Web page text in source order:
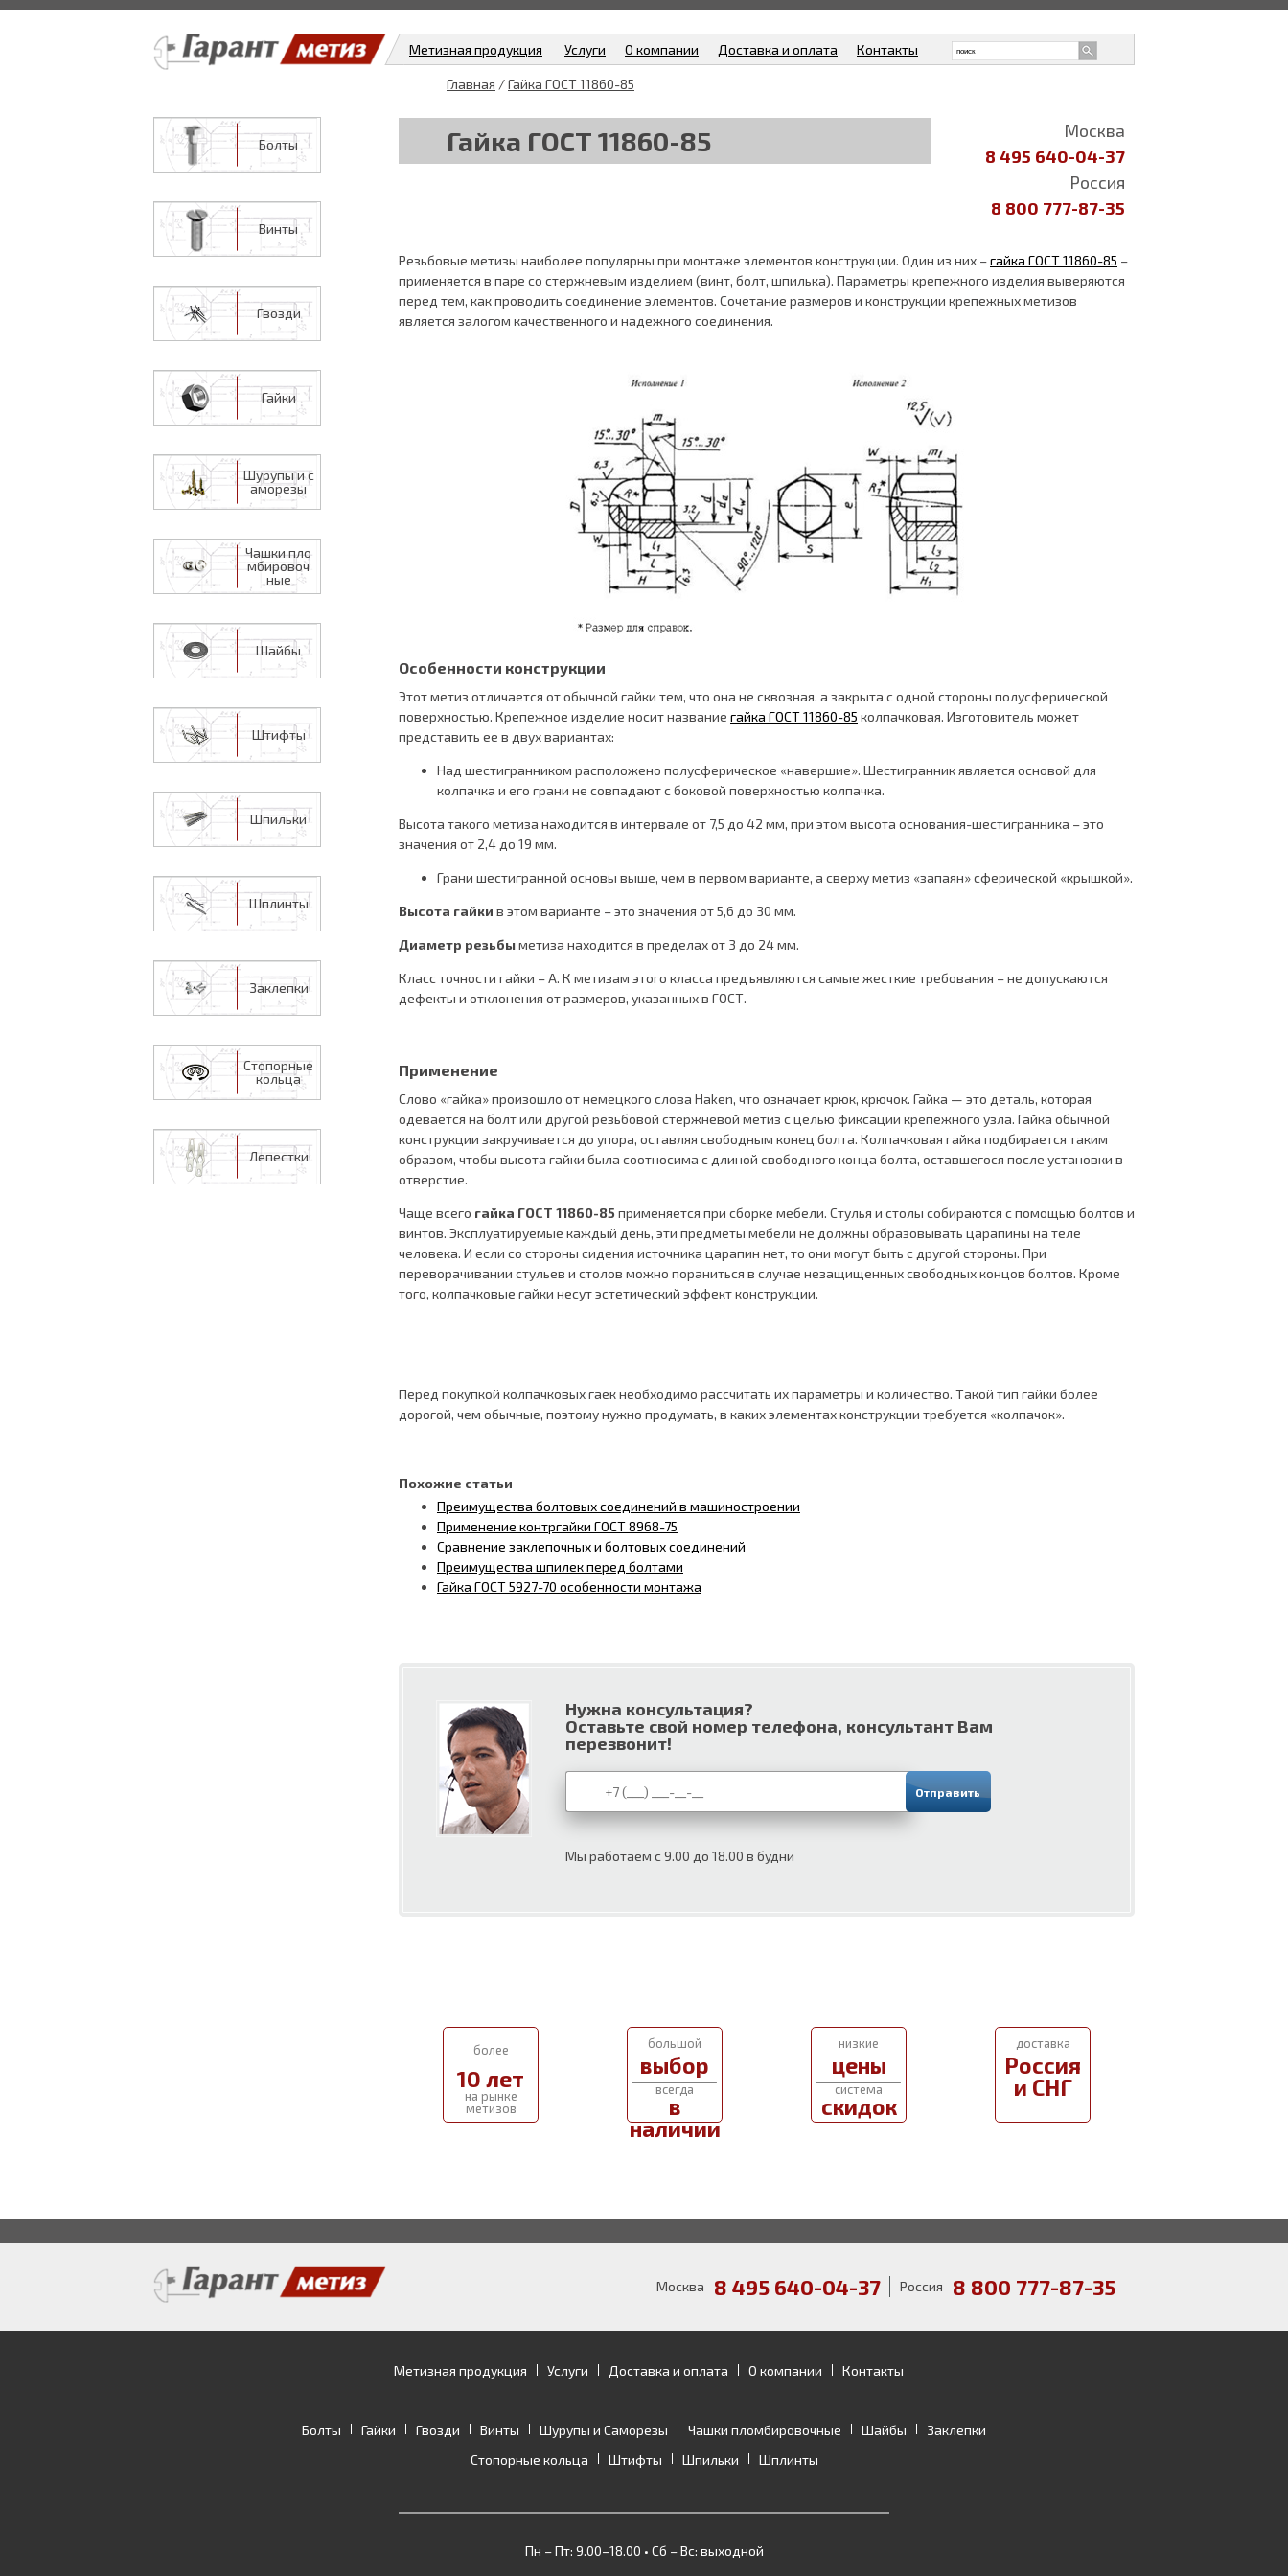
Метизная продукция Услуги О компании Доставка и оплата Контакты
Болты
Винты
Гвозди
Гайки
Шурупы и с
аморезы
Чашки пло
мбировоч
ные
Шайбы
Штифты
Шпильки
Шплинты
Заклепки
Стопорные
кольца
Лепестки
Главная /Гайка ГОСТ 11860-85
Гайка ГОСТ 11860-85
Москва
8 495 640-04-37
Россия
8 800 777-87-35
Резьбовые метизы наиболее популярны при монтаже элементов конструкции. Один из них –гайка ГОСТ 11860-85 –
применяется в паре со стержневым изделием (винт, болт, шпилька). Параметры крепежного изделия выверяются
перед тем, как проводить соединение элементов. Сочетание размеров и конструкции крепежных метизов
является залогом качественного и надежного соединения.
Особенности конструкции
Этот метиз отличается от обычной гайки тем, что она не сквозная, а закрыта с одной стороны полусферической
поверхностью. Крепежное изделие носит название гайка ГОСТ 11860-85 колпачковая. Изготовитель может
представить ее в двух вариантах:
Над шестигранником расположено полусферическое «навершие». Шестигранник является основой для
колпачка и его грани не совпадают с боковой поверхностью колпачка.
Высота такого метиза находится в интервале от 7,5 до 42 мм, при этом высота основания-шестигранника – это
значения от 2,4 до 19 мм.
Грани шестигранной основы выше, чем в первом варианте, а сверху метиз «запаян» сферической «крышкой».
Высота гайки в этом варианте – это значения от 5,6 до 30 мм.
Диаметр резьбыметиза находится в пределах от 3 до 24 мм.
Класс точности гайки – А. К метизам этого класса предъявляются самые жесткие требования – не допускаются
дефекты и отклонения от размеров, указанных в ГОСТ.
Применение
Слово «гайка» произошло от немецкого слова Haken, что означает крюк, крючок. Гайка — это деталь, которая
одевается на болт или другой резьбовой стержневой метиз с целью фиксации крепежного узла. Гайка обычной
конструкции закручивается до упора, оставляя свободным конец болта. Колпачковая гайка подбирается таким
образом, чтобы высота гайки была соотносима с длиной свободного конца болта, оставшегося после установки в
отверстие.
Чаще всего гайка ГОСТ 11860-85 применяется при сборке мебели. Стулья и столы собираются с помощью болтов и
винтов. Эксплуатируемые каждый день, эти предметы мебели не должны образовывать царапины на теле
человека. И если со стороны сидения источника царапин нет, то они могут быть с другой стороны. При
переворачивании стульев и столов можно пораниться в случае незащищенных свободных концов болтов. Кроме
того, колпачковые гайки несут эстетический эффект конструкции.
Перед покупкой колпачковых гаек необходимо рассчитать их параметры и количество. Такой тип гайки более
дорогой, чем обычные, поэтому нужно продумать, в каких элементах конструкции требуется «колпачок».
Похожие статьи
Преимущества болтовых соединений в машиностроении
Применение контргайки ГОСТ 8968-75
Сравнение заклепочных и болтовых соединений
Преимущества шпилек перед болтами
Гайка ГОСТ 5927-70 особенности монтажа
Нужна консультация?
Оставьте свой номер телефона, консультант Вам
перезвонит!
Мы работаем с 9.00 до 18.00 в будни
более
10 лет
на рынке
метизов
большой
выбор
всегда
в
наличии
низкие
цены
система
скидок
доставка
Россия
и СНГ
Москва 8 495 640-04-37 Россия 8 800 777-87-35
Метизная продукция Услуги Доставка и оплата О компании Контакты
Болты Гайки Гвозди Винты Шурупы и Саморезы Чашки пломбировочные Шайбы
Заклепки
Стопорные кольца
Штифты Шпильки Шплинты
Пн – Пт: 9.00–18.00 • Сб – Вс: выходной